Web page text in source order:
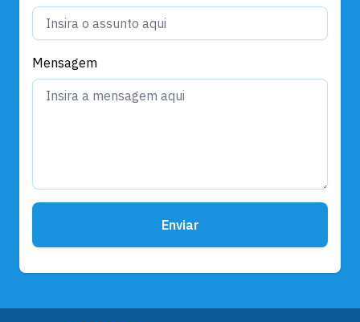
Mensagem
Enviar